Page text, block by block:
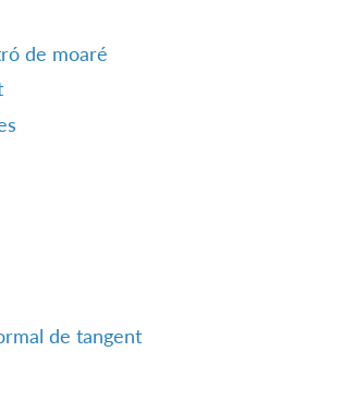
de moaré
de tangent